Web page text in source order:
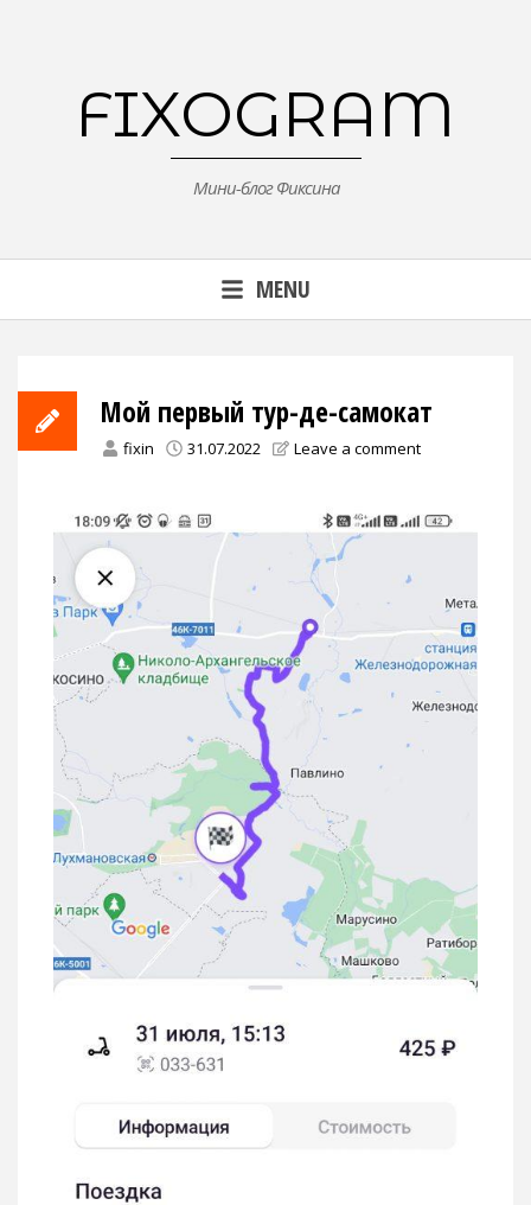
FIXOGRAM
Мини-блог Фиксина
MENU
Мой первый тур-де-самокат
fixin 31.07.2022 Leave a comment